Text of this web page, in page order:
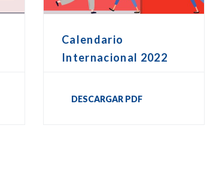
Calendario
Internacional 2022
DESCARGAR PDF